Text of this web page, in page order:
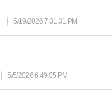
5/19/2026 7:31:31 PM
5/5/2026 6:49:05 PM